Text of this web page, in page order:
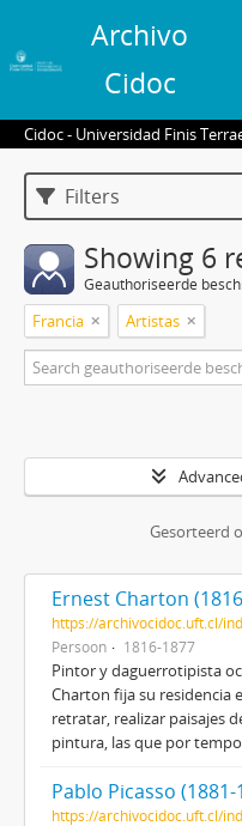
Archivo
Cidoc
Cidoc - Universidad Finis
Filters
Showing 6
Geauthoriseerde
Francia Artistas
Gesorteerd
Ernest Charton
https://archivocidoc.uft.cl/
Persoon
1816-1877
Pintor y daguerrotipista
Charton fija su residencia
retratar, realizar paisajes
pintura, las que por
Pablo Picasso (1881-
https://archivocidoc.uft.cl/